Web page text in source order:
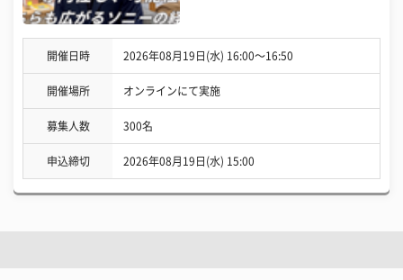
開催日時 2026年08月19日(水) 16:00〜16:50
開催場所 オンラインにて実施
募集人数 300名
申込締切 2026年08月19日(水) 15:00